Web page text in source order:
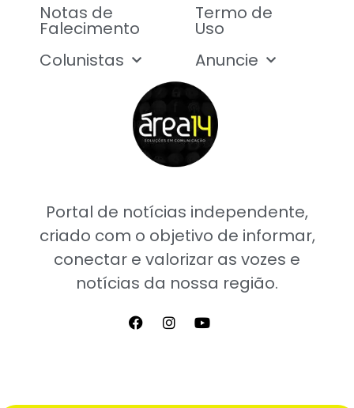
Portal de notícias independente,
criado com o objetivo de informar,
conectar e valorizar as vozes e
notícias da nossa região.
Notas de
Falecimento
Colunistas
Termo de
Uso
Anuncie